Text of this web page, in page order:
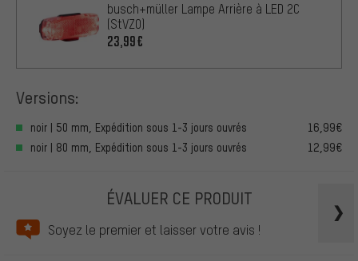
busch+müller Lampe Arrière à LED 2C
(StVZO)
23,99€
Versions:
noir | 50 mm, Expédition sous 1-3 jours ouvrés
16,99€
noir | 80 mm, Expédition sous 1-3 jours ouvrés
12,99€
ÉVALUER CE PRODUIT
Soyez le premier et laisser votre avis !